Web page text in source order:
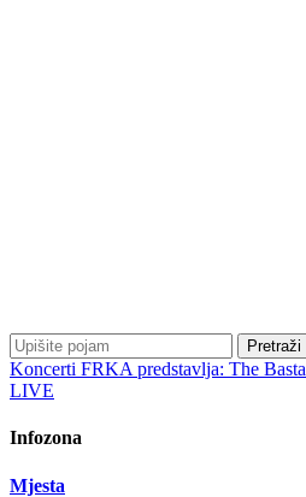
Pretraži
Koncerti FRKA predstavlja: The
LIVE
Infozona
Mjesta